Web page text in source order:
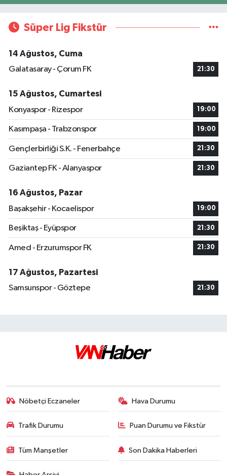
Süper Lig Fikstür
14 Ağustos, Cuma
Galatasaray - Çorum FK
21:30
15 Ağustos, Cumartesi
Konyaspor - Rizespor
19:00
Kasımpaşa - Trabzonspor 19:00
Gençlerbirliği S.K. - Fenerbahçe 21:30
Gaziantep FK - Alanyaspor 21:30
16 Ağustos, Pazar
Başakşehir - Kocaelispor
19:00
Beşiktaş - Eyüpspor 21:30
Amed - Erzurumspor FK 21:30
17 Ağustos, Pazartesi
Samsunspor - Göztepe
21:30
Nöbetçi Eczaneler Hava Durumu
Trafik Durumu Puan Durumu ve Fikstür
Tüm Manşetler Son Dakika Haberleri